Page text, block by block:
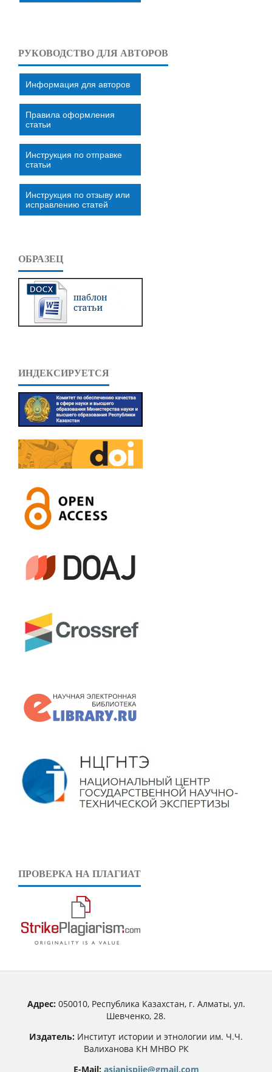
РУКОВОДСТВО ДЛЯ АВТОРОВ
Информация для авторов
Правила оформления
статьи
Инструкция по отправке
статьи
Инструкция по отзыву или
исправлению статей
ОБРАЗЕЦ
ИНДЕКСИРУЕТСЯ
ПРОВЕРКА НА ПЛАГИАТ
Адрес:050010, Республика Казахстан, г. Алматы, ул.
Шевченко, 28.
Издатель: Институт истории и этнологии им. Ч.Ч.
Валиханова КН МНВО РК
E-Mail: asianjspiie@gmail.com